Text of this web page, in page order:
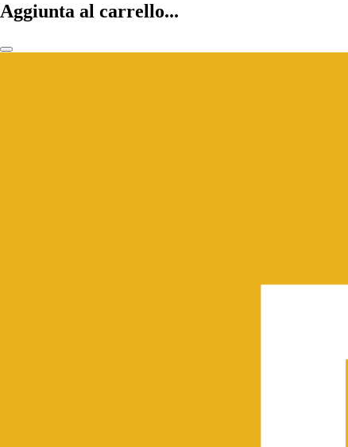
Aggiunta al carrello...